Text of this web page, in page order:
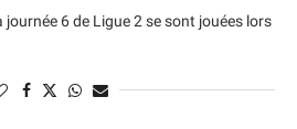
6 de Ligue 2 se sont jouées lors